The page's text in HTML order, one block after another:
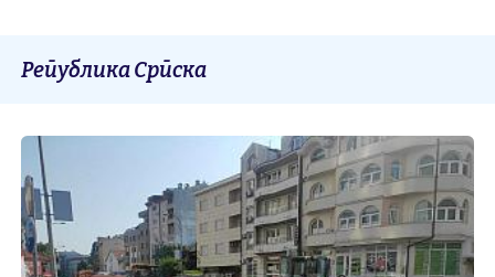
Република Српска